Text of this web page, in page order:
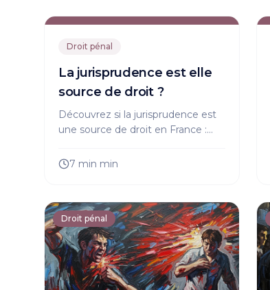
Droit pénal
La jurisprudence est elle
source de droit ?
Découvrez si la jurisprudence est
une source de droit en France :
l'évolution du droit. Analyse claire
7 min min
Droit pénal